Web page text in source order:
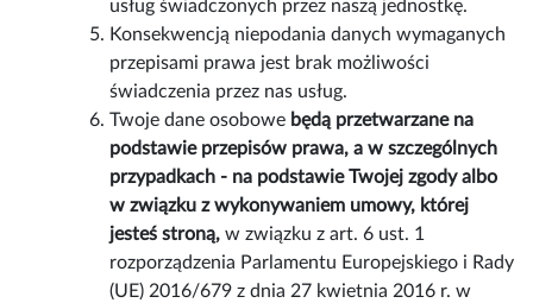
usług świadczonych przez naszą jednostkę.
Konsekwencją niepodania danych wymaganych
przepisami prawa jest brak możliwości
świadczenia przez nas usług.
Twoje dane osobowe będą przetwarzane na
podstawie przepisów prawa, a w szczególnych
przypadkach - na podstawie Twojej zgody albo
w związku z wykonywaniem umowy, której
jesteś stroną,w związku z art. 6 ust. 1
rozporządzenia Parlamentu Europejskiego i Rady
(UE) 2016/679 z dnia 27 kwietnia 2016 r. w